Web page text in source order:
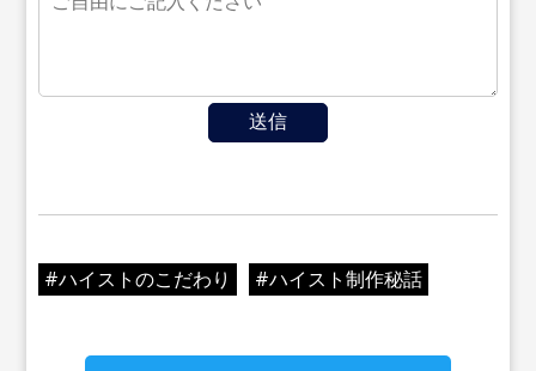
送信
#ハイストのこだわり #ハイスト制作秘話